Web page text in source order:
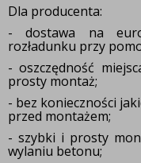
Dla producenta:
- dostawa na
rozładunku przy
- oszczędność
prosty montaż;
- bez konieczności
przed montażem;
- szybki i prosty
wylaniu betonu;